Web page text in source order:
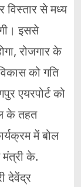
से मध्य
इससे
रोजगार के
को गति
एयरपोर्ट को
के तहत
में बोल
के.
देवेंद्र